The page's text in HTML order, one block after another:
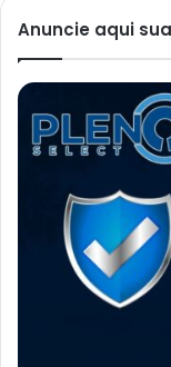
Anuncie aqui